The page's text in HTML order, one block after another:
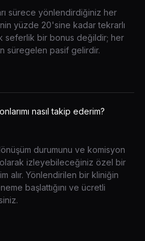
sürece yönlendirdiğiniz her
yüzde 20'sine kadar tekrarlı
seferlik bir bonus değildir; her
süregelen pasif gelirdir.
nasıl takip ederim?
durumunu ve komisyon
olarak izleyebileceğiniz özel bir
alır. Yönlendirilen bir kliniğin
başlattığını ve ücretli